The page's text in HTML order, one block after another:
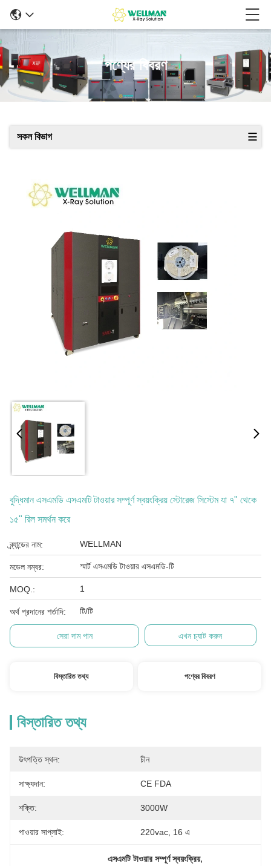
পণ্যের বিবরণ
সকল বিভাগ
বুদ্ধিমান এসএমডি এসএমটি টাওয়ার সম্পূর্ণ স্বয়ংক্রিয় স্টোরেজ সিস্টেম যা ৭" থেকে
১৫" রিল সমর্থন করে
ব্র্যান্ডের নাম: WELLMAN
মডেল নম্বর: স্মার্ট এসএমডি টাওয়ার এসএমডি-টি
MOQ.: 1
অর্থ প্রদানের শর্তাদি: টি/টি
সেরা দাম পান এখন চ্যাট করুন
বিস্তারিত তথ্য পণ্যের বিবরণ
বিস্তারিত তথ্য
উৎপত্তি স্থল: চীন
সাক্ষ্যদান: CE FDA
শক্তি: 3000W
পাওয়ার সাপ্লাই: 220vac, 16 এ
এসএমটি টাওয়ার সম্পূর্ণ স্বয়ংক্রিয়,